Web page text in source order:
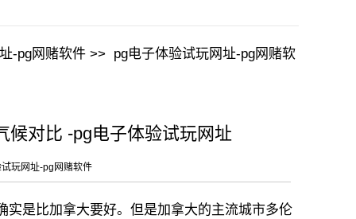
-pg网赌软件>> pg电子体验试玩网址-pg网赌软
候对比 -pg电子体验试玩网址
玩网址-pg网赌软件
是比加拿大要好。但是加拿大的主流城市多伦